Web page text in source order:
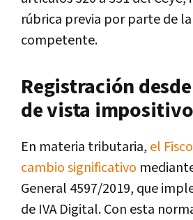
rúbrica previa por parte de
competente.
Registración
de vista impositivo
En materia tributaria, el
cambio significativo
General 4597/2019, que
de IVA Digital. Con esta